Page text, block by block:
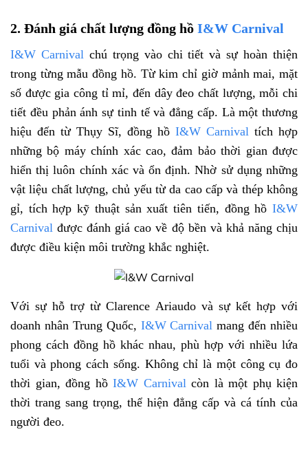
2. Đánh giá chất lượng đồng hồ I&W Carnival
I&W Carnivalchú trọng vào chi tiết và sự hoàn thiện
trong từng mẫu đồng hồ. Từ kim chỉ giờ mảnh mai, mặt
số được gia công tỉ mỉ, đến dây đeo chất lượng, mỗi chi
tiết đều phản ánh sự tinh tế và đẳng cấp. Là một thương
hiệu đến từ Thụy Sĩ, đồng hồ I&W Carnival tích hợp
những bộ máy chính xác cao, đảm bảo thời gian được
hiển thị luôn chính xác và ổn định. Nhờ sử dụng những
vật liệu chất lượng, chủ yếu từ da cao cấp và thép không
gỉ, tích hợp kỹ thuật sản xuất tiên tiến, đồng hồ I&W
Carnival được đánh giá cao về độ bền và khả năng chịu
được điều kiện môi trường khắc nghiệt.
Với sự hỗ trợ từ Clarence Ariaudo và sự kết hợp với
doanh nhân Trung Quốc, I&W Carnival mang đến nhiều
phong cách đồng hồ khác nhau, phù hợp với nhiều lứa
tuổi và phong cách sống. Không chỉ là một công cụ đo
thời gian, đồng hồ I&W Carnivalcòn là một phụ kiện
thời trang sang trọng, thể hiện đẳng cấp và cá tính của
người đeo.